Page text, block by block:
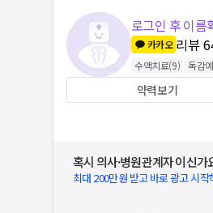
로그인 후 이름
카카오 리뷰
수액치료(9) 독감
약력보기
혹시 의사·병원관계자 이신가
최대 200만원 받고 바로 광고 시작